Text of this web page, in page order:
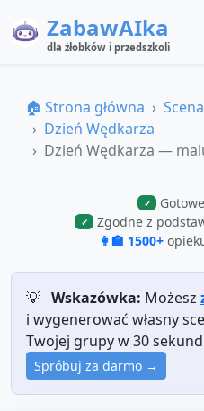
ZabawAIka
dla żłobków i przedszkoli
🏠 Strona główna
Dzień Wędkarza
Dzień Wędkarza —
✓
✓
Zgodne z
👩‍🏫 1500+
💡 Wskazówka: Możesz
i wygenerować własny
Twojej grupy w 30
Spróbuj za darmo →